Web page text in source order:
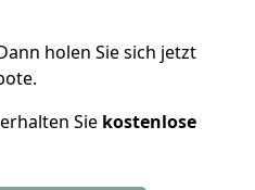
holen Sie sich jetzt
Sie kostenlose